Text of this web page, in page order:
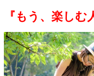
『もう、楽しむ